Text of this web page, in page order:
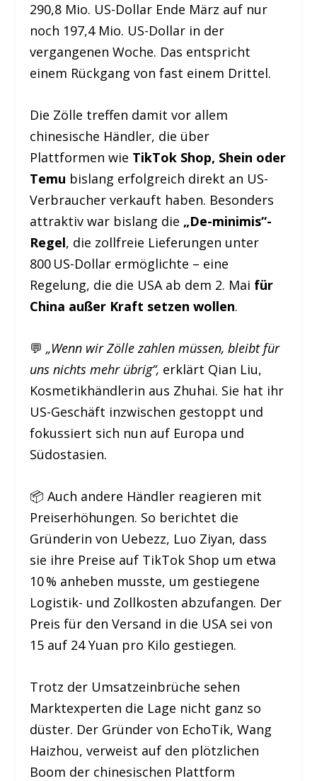
290,8 Mio. US-Dollar Ende März auf nur
noch 197,4 Mio. US-Dollar in der
vergangenen Woche. Das entspricht
einem Rückgang von fast einem Drittel.
Die Zölle treffen damit vor allem
chinesische Händler, die über
Plattformen wie TikTok Shop, Shein oder
Temu bislang erfolgreich direkt an US-
Verbraucher verkauft haben. Besonders
attraktiv war bislang die „De-minimis“-
Regel, die zollfreie Lieferungen unter
800 US-Dollar ermöglichte – eine
Regelung, die die USA ab dem 2. Mai für
China außer Kraft setzen wollen.
💬„Wenn wir Zölle zahlen müssen, bleibt für
uns nichts mehr übrig“, erklärt Qian Liu,
Kosmetikhändlerin aus Zhuhai. Sie hat ihr
US-Geschäft inzwischen gestoppt und
fokussiert sich nun auf Europa und
Südostasien.
📦 Auch andere Händler reagieren mit
Preiserhöhungen. So berichtet die
Gründerin von Uebezz, Luo Ziyan, dass
sie ihre Preise auf TikTok Shop um etwa
10 % anheben musste, um gestiegene
Logistik- und Zollkosten abzufangen. Der
Preis für den Versand in die USA sei von
15 auf 24 Yuan pro Kilo gestiegen.
Trotz der Umsatzeinbrüche sehen
Marktexperten die Lage nicht ganz so
düster. Der Gründer von EchoTik, Wang
Haizhou, verweist auf den plötzlichen
Boom der chinesischen Plattform